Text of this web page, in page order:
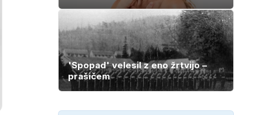
'Spopad' velesil z eno žrtvijo –
prašičem